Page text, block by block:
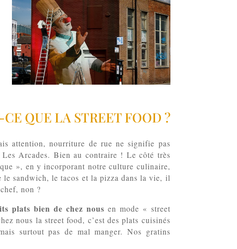
CE QUE LA STREET FOOD ?
attention, nourriture de rue ne signifie pas
Arcades. Bien au contraire ! Le côté très
», en y incorporant notre culture culinaire,
le sandwich, le tacos et la pizza dans la vie, il
non ?
plats bien de chez nous en mode « street
nous la street food, c’est des plats cuisinés
surtout pas de mal manger. Nos gratins